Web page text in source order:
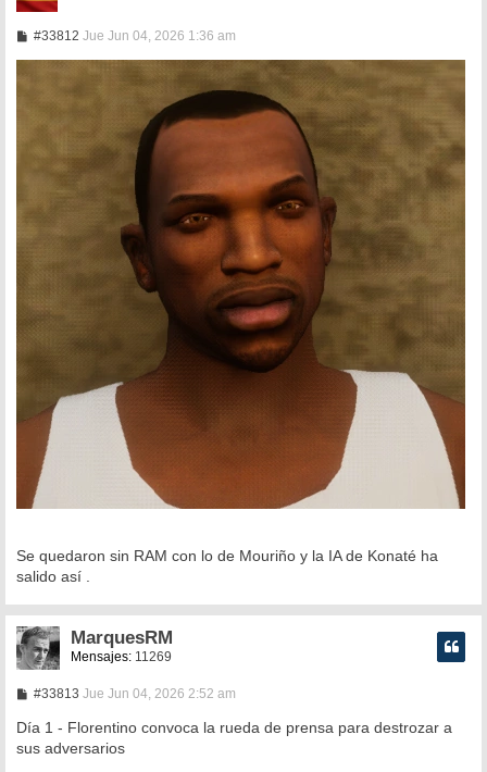
#33812MJue Jun 04, 2026 1:36 am
Se quedaron sin RAM con lo de Mouriño y la IA de Konaté ha
salido así .
MarquesRM
Mensajes: 11269
#33813M
n
a
Jue Jun 04, 2026 2:52 am
Día 1 - Florentino convoca la rueda de prensa para destrozar a
sus adversarios